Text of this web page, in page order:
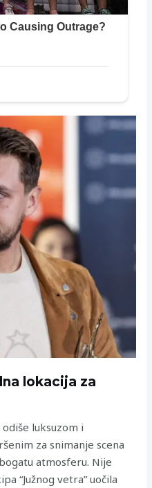
lokacija za
luksuzom i
za snimanje scena
atmosferu. Nije
“Južnog vetra” uočila